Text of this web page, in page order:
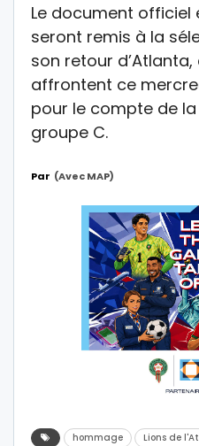
Le document officiel
seront remis à la
son retour d’Atlanta,
affrontent ce
pour le compte de
groupe C.
Par (avec MAP)
hommage Lions de